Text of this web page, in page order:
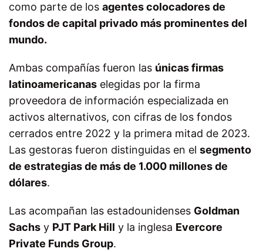
como parte de los agentes colocadores de
fondos de capital privado más prominentes del
mundo.
Ambas compañías fueron las únicas firmas
latinoamericanas elegidas por la firma
proveedora de información especializada en
activos alternativos, con cifras de los fondos
cerrados entre 2022 y la primera mitad de 2023.
Las gestoras fueron distinguidas en el segmento
de estrategias de más de 1.000 millones de
dólares.
Las acompañan las estadounidenses Goldman
Sachs y PJT Park Hill y la inglesa Evercore
Private Funds Group.